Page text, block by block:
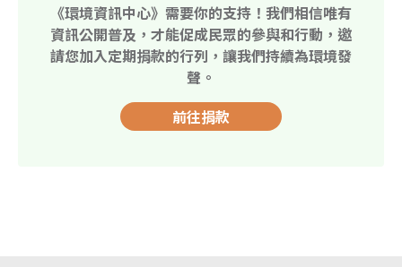
《環境資訊中心》需要你的支持！我們相信唯有
資訊公開普及，才能促成民眾的參與和行動，邀
請您加入定期捐款的行列，讓我們持續為環境發
聲。
前往捐款